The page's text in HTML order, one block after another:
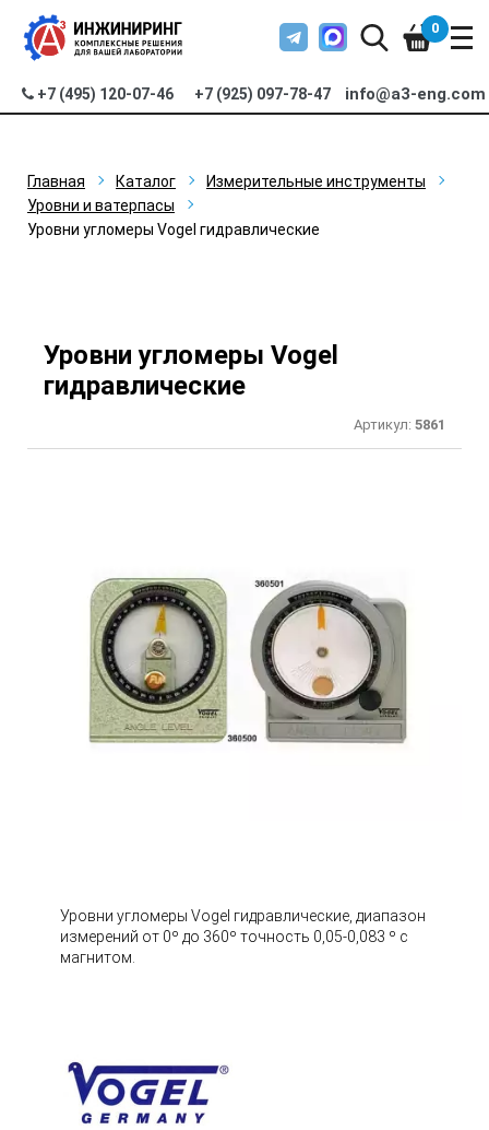
+7 (495) 120-07-46 +7 (925) 097-78-47 info@a3-eng.com
0
Главная Каталог
Измерительные инструменты
Уровни и ватерпасы
Уровни угломеры Vogel гидравлические
Уровни угломеры Vogel
гидравлические
Артикул: 5861
Уровни угломеры Vogel гидравлические, диапазон
измерений от 0º до 360º точность 0,05-0,083 º с
магнитом.